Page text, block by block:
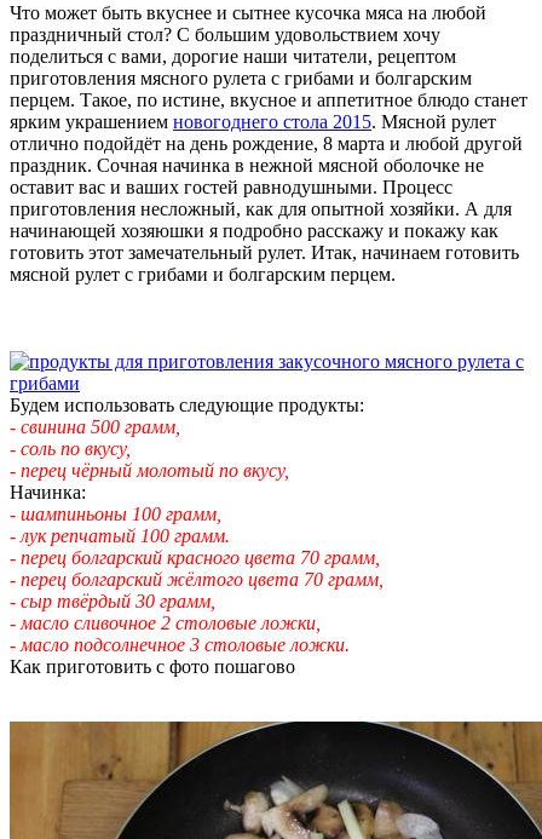
Что может быть вкуснее и сытнее кусочка мяса на любой
праздничный стол? С большим удовольствием хочу
поделиться с вами, дорогие наши читатели, рецептом
приготовления мясного рулета с грибами и болгарским
перцем. Такое, по истине, вкусное и аппетитное блюдо станет
ярким украшением новогоднего стола 2015. Мясной рулет
отлично подойдёт на день рождение, 8 марта и любой другой
праздник. Сочная начинка в нежной мясной оболочке не
оставит вас и ваших гостей равнодушными. Процесс
приготовления несложный, как для опытной хозяйки. А для
начинающей хозяюшки я подробно расскажу и покажу как
готовить этот замечательный рулет. Итак, начинаем готовить
мясной рулет с грибами и болгарским перцем.
Будем использовать следующие продукты:
- свинина 500 грамм,
- соль по вкусу,
- перец чёрный молотый по вкусу,
Начинка:
- шампиньоны 100 грамм,
- лук репчатый 100 грамм.
- перец болгарский красного цвета 70 грамм,
- перец болгарский жёлтого цвета 70 грамм,
- сыр твёрдый 30 грамм,
- масло сливочное 2 столовые ложки,
- масло подсолнечное 3 столовые ложки.
Как приготовить с фото пошагово